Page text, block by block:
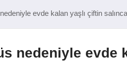
evde kalan yaşlı çiftin
nedeniyle evde